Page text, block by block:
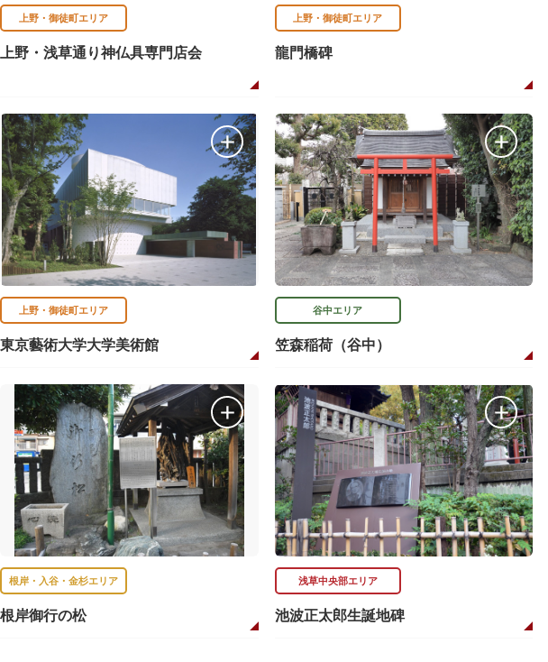
上野・御徒町エリア
上野・浅草通り神仏具専門店会
上野・御徒町エリア
龍門橋碑
上野・御徒町エリア
東京藝術大学大学美術館
谷中エリア
笠森稲荷（谷中）
根岸・入谷・金杉エリア
根岸御行の松
浅草中央部エリア
池波正太郎生誕地碑